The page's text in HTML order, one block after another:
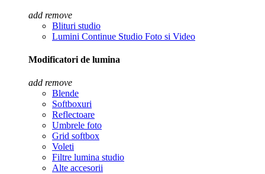
add remove
Blituri studio
Lumini Continue Studio Foto si Video
Modificatori de lumina
add remove
Blende
Softboxuri
Reflectoare
Umbrele foto
Grid softbox
Voleti
Filtre lumina studio
Alte accesorii